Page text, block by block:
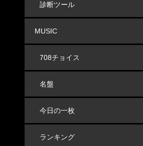
診断ツール
MUSIC
708チョイス
名盤
今日の一枚
ランキング